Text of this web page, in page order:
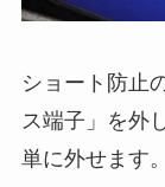
ショート防止
ス端子」を外
単に外せます。